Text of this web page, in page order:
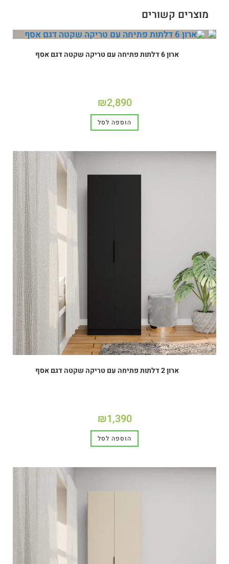
מוצרים קשורים
ארון 6 דלתות פתיחה עם טריקה שקטה דגם אסף
₪2,890
הוספה לסל
ארון 2 דלתות פתיחה עם טריקה שקטה דגם אסף
₪1,390
הוספה לסל